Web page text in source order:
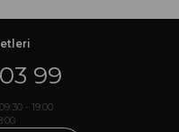
99
- 19:00